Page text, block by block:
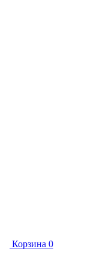
Корзина 0